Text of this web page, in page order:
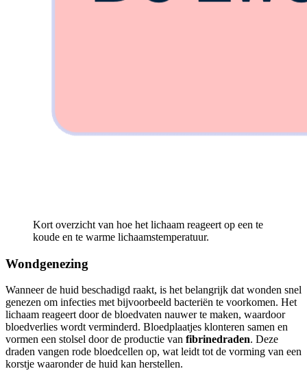
Kort overzicht van hoe het lichaam reageert op een te
koude en te warme lichaamstemperatuur.
Wondgenezing
Wanneer de huid beschadigd raakt, is het belangrijk dat wonden snel
genezen om infecties met bijvoorbeeld bacteriën te voorkomen. Het
lichaam reageert door de bloedvaten nauwer te maken, waardoor
bloedverlies wordt verminderd. Bloedplaatjes klonteren samen en
vormen een stolsel door de productie van fibrinedraden. Deze
draden vangen rode bloedcellen op, wat leidt tot de vorming van een
korstje waaronder de huid kan herstellen.